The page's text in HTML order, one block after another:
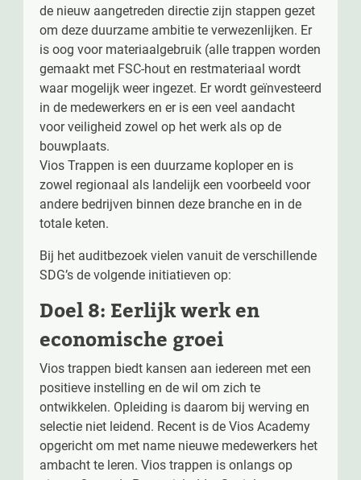
de nieuw aangetreden directie zijn stappen gezet
om deze duurzame ambitie te verwezenlijken. Er
is oog voor materiaalgebruik (alle trappen worden
gemaakt met FSC-hout en restmateriaal wordt
waar mogelijk weer ingezet. Er wordt geïnvesteerd
in de medewerkers en er is een veel aandacht
voor veiligheid zowel op het werk als op de
bouwplaats.
Vios Trappen is een duurzame koploper en is
zowel regionaal als landelijk een voorbeeld voor
andere bedrijven binnen deze branche en in de
totale keten.
Bij het auditbezoek vielen vanuit de verschillende
SDG’s de volgende initiatieven op:
Doel 8: Eerlijk werk en
economische groei
Vios trappen biedt kansen aan iedereen met een
positieve instelling en de wil om zich te
ontwikkelen. Opleiding is daarom bij werving en
selectie niet leidend. Recent is de Vios Academy
opgericht om met name nieuwe medewerkers het
ambacht te leren. Vios trappen is onlangs op